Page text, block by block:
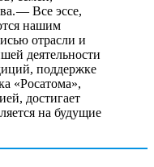
— ​Все эссе,
нашим
отрасли и
деятельности
поддержке
«Росатома»,
достигает
на будущие